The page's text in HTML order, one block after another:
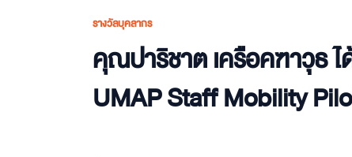
รางวัลบุคลากร
คุณปาริชาต เครือคฑาวุธ ไ
UMAP Staff Mobility